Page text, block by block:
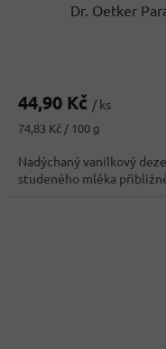
Dr. Oetker
44,90 Kč / ks
Měrná
74,83 Kč / 100 g
Nadýchaný vanilkový
studeného mléka